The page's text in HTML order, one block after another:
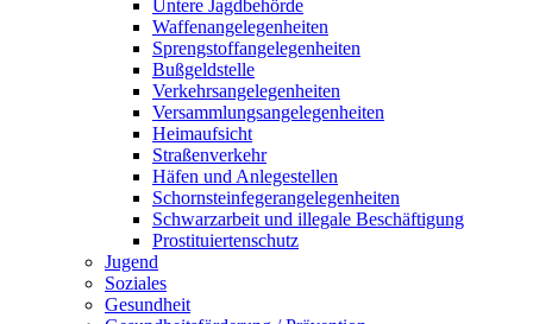
Untere Jagdbehörde
Waffenangelegenheiten
Sprengstoff­angelegenheiten
Bußgeldstelle
Verkehrsangelegenheiten
Versammlungs­angelegenheiten
Heimaufsicht
Straßenverkehr
Häfen und Anlegestellen
Schornsteinfeger­angelegenheiten
Schwarzarbeit und illegale Beschäftigung
Prostituiertenschutz
Jugend
Soziales
Gesundheit